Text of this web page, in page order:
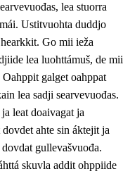
lea stuorra
Ustitvuohta duddjo
Go mii ieža
lea luohttámuš, de mii
galget oahppat
lea sadji searvevuođas.
leat doaivagat ja
ahte sin áktejit ja
gullevašvuođa.
skuvla addit ohppiide